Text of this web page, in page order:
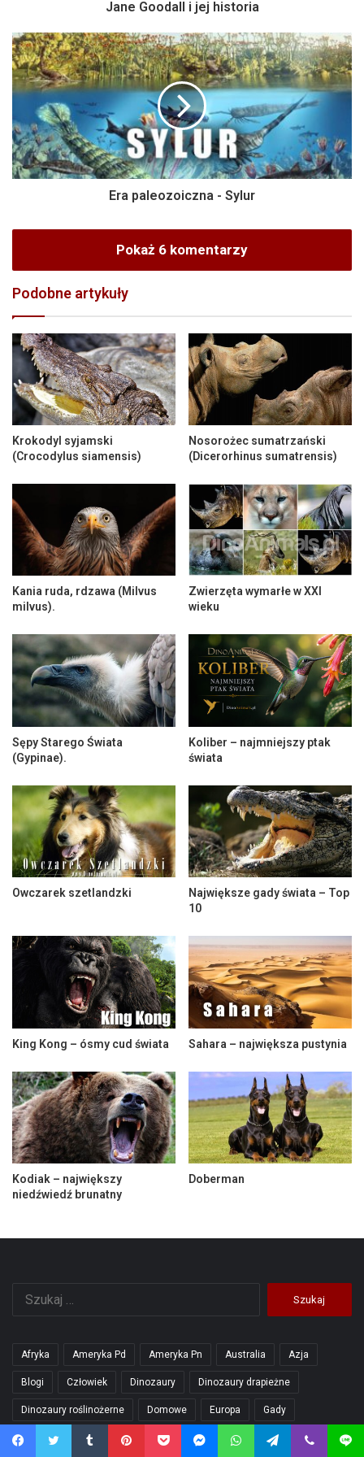
Jane Goodall i jej historia
Era paleozoiczna - Sylur
Pokaż 6 komentarzy
Podobne artykuły
Krokodyl syjamski
(Crocodylus siamensis)
Nosorożec sumatrzański
(Dicerorhinus sumatrensis)
Kania ruda, rdzawa (Milvus
milvus).
Zwierzęta wymarłe w XXI
wieku
Sępy Starego Świata
(Gypinae).
Koliber – najmniejszy ptak
świata
Owczarek szetlandzki
Największe gady świata – Top
10
King Kong – ósmy cud świata Sahara – największa pustynia
Kodiak – największy
niedźwiedź brunatny
Doberman
Afryka Ameryka Pd Ameryka Pn Australia Azja
Blogi Człowiek Dinozaury Dinozaury drapieżne
Dinozaury roślinożerne Domowe Europa Gady
Geografia Geologia Góry Inne Jeziora Jura